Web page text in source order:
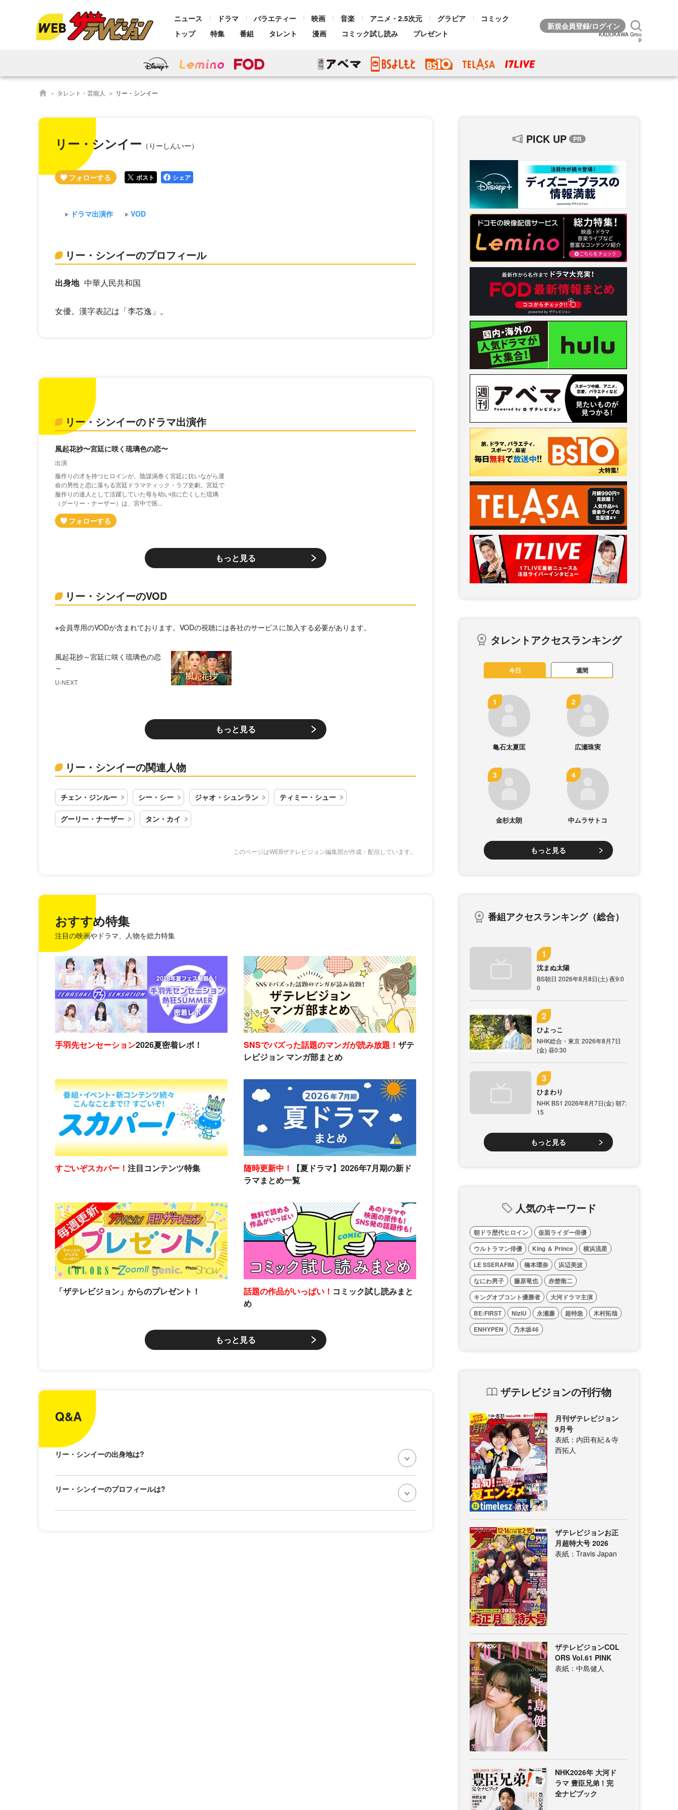
ニュース ドラマ バラエティー 映画 音楽 アニメ・2.5次元 グラビア
コミック
トップ
特集 番組 タレント 漫画 コミック試し読み プレゼント KADOKAWA Grou
p
タレント・芸能人 リー・シンイー
リー・シンイー （りーしんいー）
ポスト シェア
ドラマ出演作 VOD
リー・シンイーのプロフィール
出身地 中華人民共和国
女優。漢字表記は「李芯逸」。
リー・シンイーのドラマ出演作
風起花抄〜宮廷に咲く琉璃色の恋〜
出演
服作りの才を持つヒロインが、陰謀渦巻く宮廷に抗いながら運
命の男性と恋に落ちる宮廷ドラマティック・ラブ史劇。宮廷で
服作りの達人として活躍していた母を幼い頃に亡くした琉璃
（グーリー・ナーザー）は、宮中で医...
もっと見る
リー・シンイーのVOD
※会員専用のVODが含まれております。VODの視聴には各社のサービスに加入する必要があります。
風起花抄～宮廷に咲く琉璃色の恋
～
U-NEXT
もっと見る
リー・シンイーの関連人物
チェン・ジンルー シー・シー ジャオ・シュンラン ティミー・シュー
グーリー・ナーザー タン・カイ
このページはWEBザテレビジョン編集部が作成・配信しています。
おすすめ特集
注目の映画やドラマ、人物を総力特集
手羽先センセーション2026夏密着レポ！ SNSでバズった話題のマンガが読み放題！ ザテ
レビジョン マンガ部まとめ
すごいぞスカパー！ 注目コンテンツ特集 随時更新中！
【夏ドラマ】2026年7月期の新ド
ラマまとめ一覧
「ザテレビジョン」からのプレゼント！ 話題の作品がいっぱい！ コミック試し読みまと
め
もっと見る
Q&A
リー・シンイーの出身地は?
リー・シンイーのプロフィールは?
PICK UP
タレントアクセスランキング
今日 週間
亀石太夏匡 広瀬珠実
金杉太朗 中ムラサトコ
もっと見る
番組アクセスランキング（総合）
沈まぬ太陽
BS朝日 2026年8月8日(土) 夜9:0
0
ひよっこ
NHK総合・東京 2026年8月7日
(金) 昼0:30
ひまわり
NHK BS1 2026年8月7日(金) 朝7:
15
もっと見る
人気のキーワード
朝ドラ歴代ヒロイン
仮面ライダー俳優
ウルトラマン俳優
King ＆ Prince
横浜流星
LE SSERAFIM
橋本環奈
浜辺美波
なにわ男子
藤原竜也
赤楚衛二
キングオブコント優勝者
大河ドラマ主演
BE:FIRST
NiziU 永瀬廉 超特急
木村拓哉
ENHYPEN
乃木坂46
ザテレビジョンの刊行物
月刊ザテレビジョン
9月号
表紙：内田有紀＆寺
西拓人
ザテレビジョンお正
月超特大号 2026
表紙：Travis Japan
ザテレビジョンCOL
ORS Vol.61 PINK
表紙：中島健人
NHK2026年 大河ド
ラマ 豊臣兄弟！完
全ナビブック